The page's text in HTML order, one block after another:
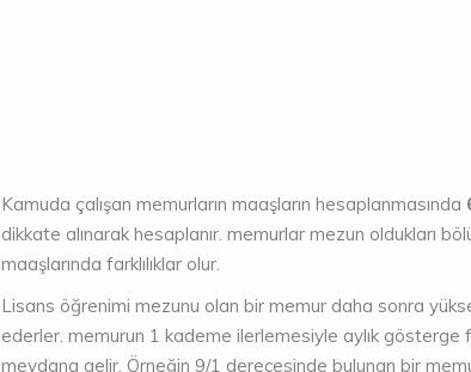
Kamuda çalışan memurların maaşların hesaplanmasında
dikkate alınarak hesaplanır. memurlar mezun oldukları
maaşlarında farklılıklar olur.
Lisans öğrenimi mezunu olan bir memur daha sonra
ederler. memurun 1 kademe ilerlemesiyle aylık gösterge
meydana gelir. Örneğin 9/1 derecesinde bulunan bir